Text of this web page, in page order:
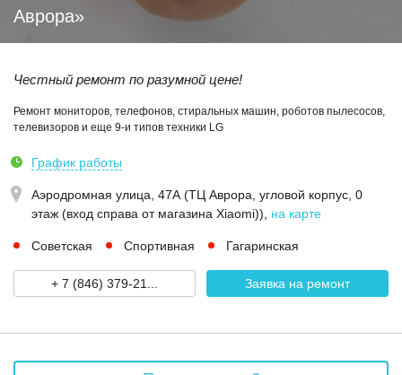
Аврора»
Честный ремонт по разумной цене!
Ремонт мониторов, телефонов, стиральных машин, роботов пылесосов,
телевизоров и еще 9-и типов техники LG
График работы
Аэродромная улица, 47А (ТЦ Аврора, угловой корпус, 0
этаж (вход справа от магазина Xiaomi))
на карте
Советская Спортивная Гагаринская
+ 7 (846) 379-21... Заявка на ремонт